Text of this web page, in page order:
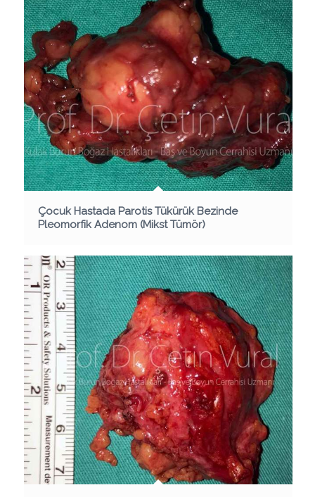
Çocuk Hastada Parotis Tükürük Bezinde
Pleomorfik Adenom (Mikst Tümör)